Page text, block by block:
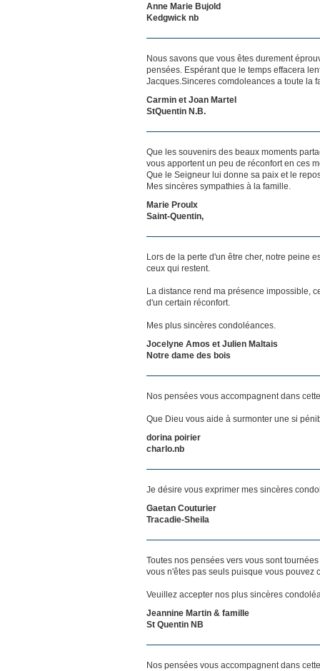
Anne Marie Bujold
Kedgwick nb
Nous savons que vous êtes durement
pensées. Espérant que le temps effacera
Jacques.Sinceres comdoleances a toute la
Carmin et Joan Martel
StQuentin N.B.
Que les souvenirs des beaux moments
vous apportent un peu de réconfort en ces
Que le Seigneur lui donne sa paix et le
Mes sincères sympathies à la famille.
Marie Proulx
Saint-Quentin,
Lors de la perte d'un être cher, notre peine
ceux qui restent.
La distance rend ma présence impossible,
d'un certain réconfort.
Mes plus sincères condoléances.
Jocelyne Amos et Julien Maltais
Notre dame des bois
Nos pensées vous accompagnent dans
Que Dieu vous aide à surmonter une si
dorina poirier
charlo.nb
Je désire vous exprimer mes sincères
Gaetan Couturier
Tracadie-Sheila
Toutes nos pensées vers vous sont
vous n'êtes pas seuls puisque vous pouvez
Veuillez accepter nos plus sincères
Jeannine Martin & famille
St Quentin NB
Nos pensées vous accompagnent dans